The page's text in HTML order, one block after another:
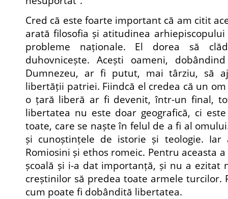
Cred că este foarte important că am citit
arată filosofia și atitudinea
probleme naționale. El dorea să
duhovnicește. Acești oameni,
Dumnezeu, ar fi putut, mai târziu, să
libertății patriei. Fiindcă el credea că un
o țară liberă ar fi devenit, într-un final,
libertatea nu este doar geografică, ci
toate, care se naște în felul de a fi al
și cunoștințele de istorie și teologie. Iar
Romiosini și ethos romeic. Pentru aceasta
școală și i-a dat importanță, și nu a ezitat
creștinilor să predea toate armele turcilor.
cum poate fi dobândită libertatea.